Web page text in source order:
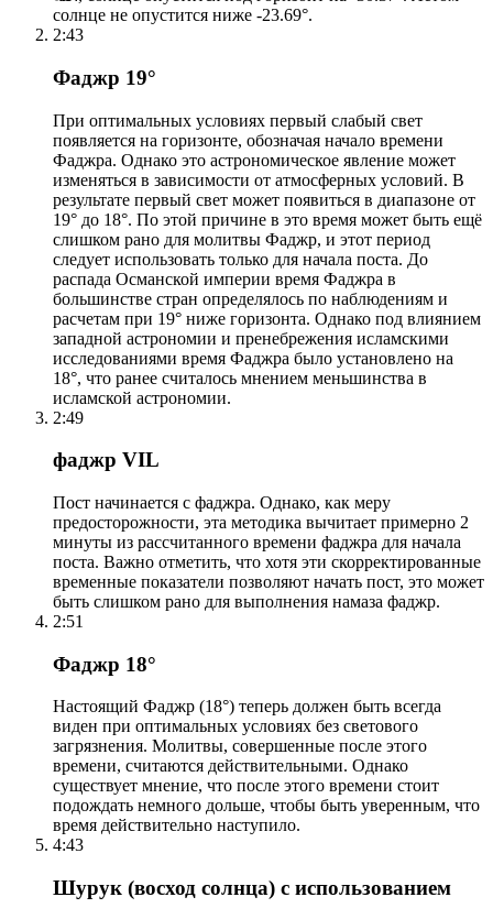
солнце не опустится ниже -23.69°.
2:43
Фаджр 19°
При оптимальных условиях первый слабый свет
появляется на горизонте, обозначая начало времени
Фаджра. Однако это астрономическое явление может
изменяться в зависимости от атмосферных условий. В
результате первый свет может появиться в диапазоне от
19° до 18°. По этой причине в это время может быть ещё
слишком рано для молитвы Фаджр, и этот период
следует использовать только для начала поста. До
распада Османской империи время Фаджра в
большинстве стран определялось по наблюдениям и
расчетам при 19° ниже горизонта. Однако под влиянием
западной астрономии и пренебрежения исламскими
исследованиями время Фаджра было установлено на
18°, что ранее считалось мнением меньшинства в
исламской астрономии.
2:49
фаджр VIL
Пост начинается с фаджра. Однако, как меру
предосторожности, эта методика вычитает примерно 2
минуты из рассчитанного времени фаджра для начала
поста. Важно отметить, что хотя эти скорректированные
временные показатели позволяют начать пост, это может
быть слишком рано для выполнения намаза фаджр.
2:51
Фаджр 18°
Настоящий Фаджр (18°) теперь должен быть всегда
виден при оптимальных условиях без светового
загрязнения. Молитвы, совершенные после этого
времени, считаются действительными. Однако
существует мнение, что после этого времени стоит
подождать немного дольше, чтобы быть уверенным, что
время действительно наступило.
4:43
Шурук (восход солнца) с использованием